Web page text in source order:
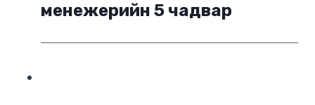
менежерийн 5 чадвар